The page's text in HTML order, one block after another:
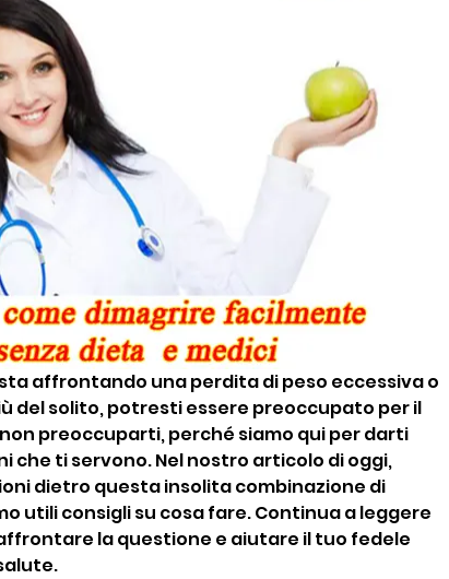
affrontando una perdita di peso eccessiva o
del solito, potresti essere preoccupato per il
preoccuparti, perché siamo qui per darti
che ti servono. Nel nostro articolo di oggi,
dietro questa insolita combinazione di
utili consigli su cosa fare. Continua a leggere
la questione e aiutare il tuo fedele